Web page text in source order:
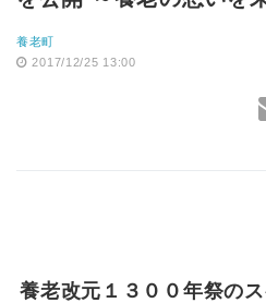
養老町
2017/12/25 13:00
養老改元１３００年祭の